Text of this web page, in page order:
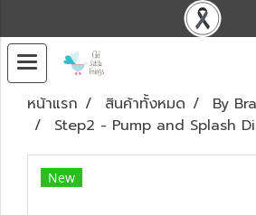
หน้าแรก สินค้าทั้งหมด By
Step2 - Pump and Splash
New